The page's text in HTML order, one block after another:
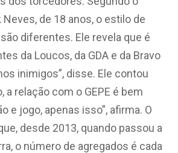
de 18 anos, o estilo de
diferentes. Ele revela que é
da Loucos, da GDA e da Bravo
inimigos”, disse. Ele contou
a relação com o GEPE é bem
e jogo, apenas isso”, afirma. O
desde 2013, quando passou a
o número de agregados é cada